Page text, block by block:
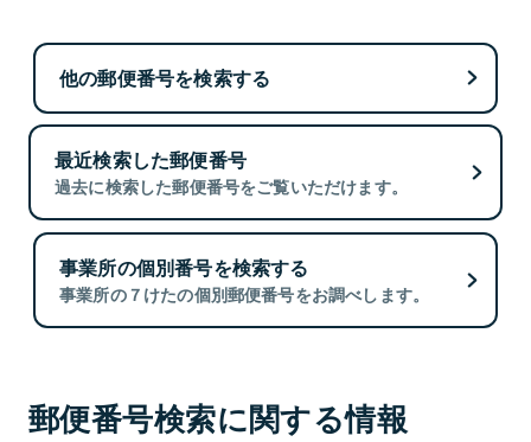
他の郵便番号を検索する
最近検索した郵便番号
過去に検索した郵便番号をご覧いただけます。
事業所の個別番号を検索する
事業所の７けたの個別郵便番号をお調べします。
郵便番号検索に関する情報